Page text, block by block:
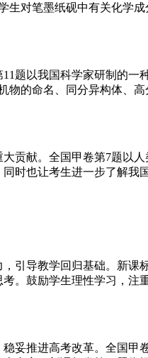
对笔墨纸砚中有关化学
以我国科学家研制的一
的命名、同分异构体、
献。全国甲卷第7题以
时也让考生进一步了解我
导教学回归基础。新课
。鼓励学生理性学习，注
推进高考改革。全国甲